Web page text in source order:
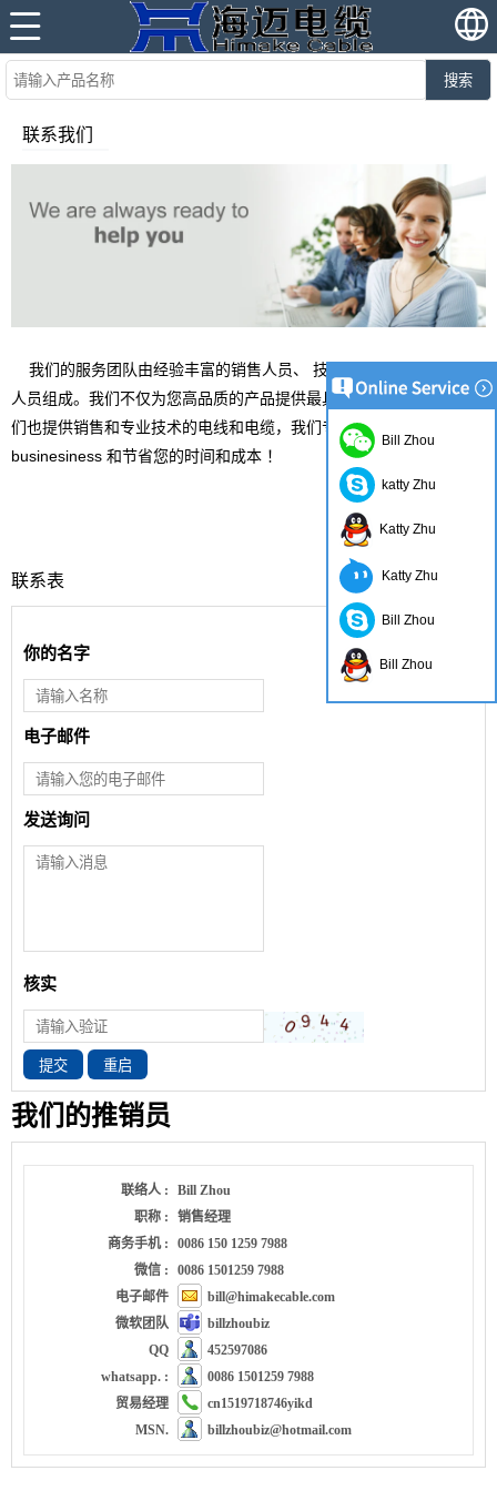
搜索
联系我们
我们的服务团队由经验丰富的销售人员、 技术熟练的工程师和技术
人员组成。我们不仅为您高品质的产品提供最具竞争力的价格，但我
们也提供销售和专业技术的电线和电缆，我们专业经验轻松你的
businesiness 和节省您的时间和成本 ！
联系表
你的名字
电子邮件
发送询问
核实
提交 重启
我们的推销员
联络人 :
Bill Zhou
职称 :
销售经理
商务手机 :
0086 150 1259 7988
微信 :
0086 1501259 7988
电子邮件
bill@himakecable.com
微软团队
billzhoubiz
QQ
452597086
whatsapp. :
0086 1501259 7988
贸易经理
cn1519718746yikd
MSN.
billzhoubiz@hotmail.com
Bill Zhou
katty Zhu
Katty Zhu
Katty Zhu
Bill Zhou
Bill Zhou